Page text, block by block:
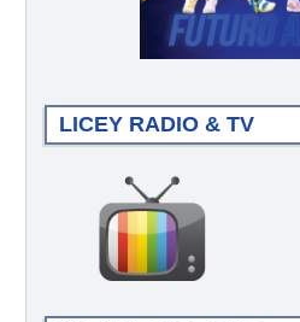
LICEY RADIO & TV